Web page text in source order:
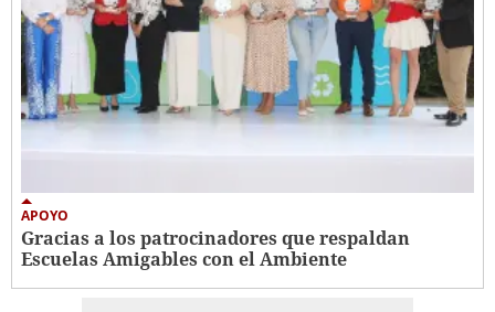
APOYO
Gracias a los patrocinadores que respaldan
Escuelas Amigables con el Ambiente